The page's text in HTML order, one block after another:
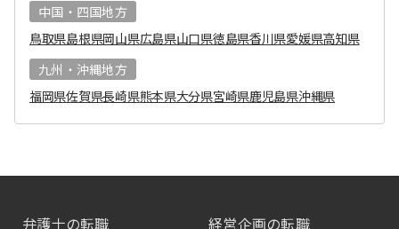
中国・四国地方
鳥取県島根県岡山県広島県山口県徳島県香川県愛媛県高知県
九州・沖縄地方
福岡県佐賀県長崎県熊本県大分県宮崎県鹿児島県沖縄県
弁護士の転職 経営企画の転職